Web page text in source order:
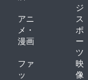
ジ
アニ
メ・
漫画
ス
ポ
ー
ツ
ファ
ッ
映
像